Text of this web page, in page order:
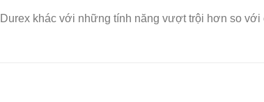
khác với những tính năng vượt trội hơn so